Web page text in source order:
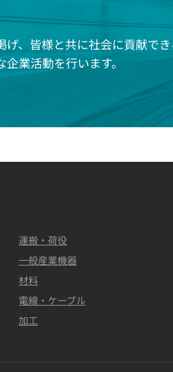
、皆様と共に社会に貢献で
業活動を行います。
運搬・荷役
一般産業機器
材料
電線・ケーブル
加工